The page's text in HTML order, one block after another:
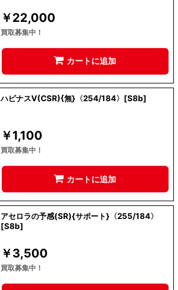
￥22,000
買取募集中！
カートに追加
ハピナスV(CSR){無}〈254/184〉[S8b]
￥1,100
買取募集中！
カートに追加
アセロラの予感(SR){サポート}〈255/184〉
[S8b]
￥3,500
買取募集中！